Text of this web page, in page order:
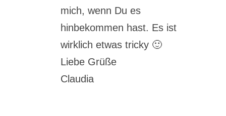
mich, wenn Du es
hinbekommen hast. Es ist
wirklich etwas tricky 🙂
Liebe Grüße
Claudia